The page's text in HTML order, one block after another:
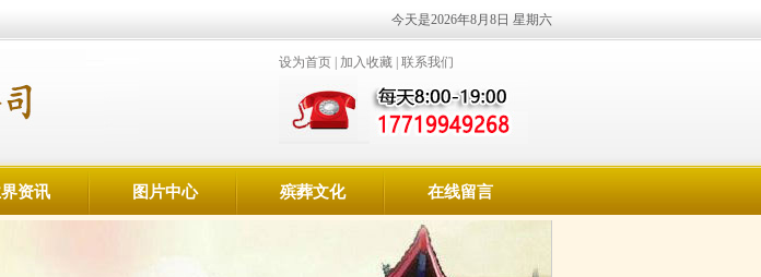
今天是2026年8月8日 星期六
设为首页 加入收藏 联系我们
资讯 图片中心 殡葬文化 在线留言